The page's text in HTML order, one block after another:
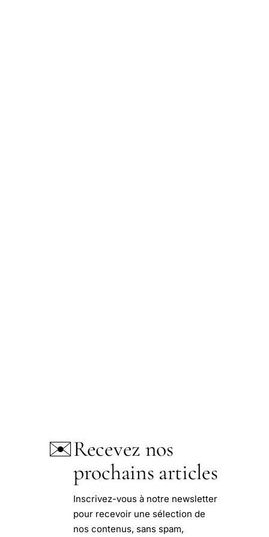
✉️Recevez nos
prochains articles
Inscrivez-vous à notre newsletter
pour recevoir une sélection de
nos contenus, sans spam,